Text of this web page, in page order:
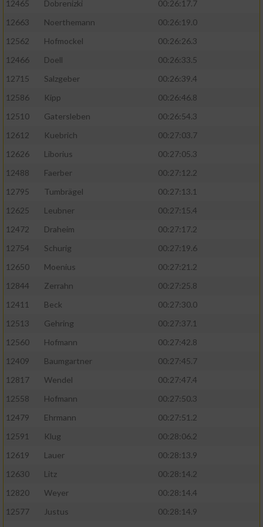
12465 Dobrenizki
00:26:17.7
12663
Noerthemann
00:26:19.0
12562
Hofmockel
00:26:26.3
12466
Doell
00:26:33.5
12715
Salzgeber
00:26:39.4
12586
Kipp
00:26:46.8
12510
Gatersleben
00:26:54.3
12612
Kuebrich
00:27:03.7
12626
Liborius
00:27:05.3
12488
Faerber
00:27:12.2
12795
Tumbrägel
00:27:13.1
12625
Leubner
00:27:15.4
12472
Draheim
00:27:17.2
12754
Schurig
00:27:19.6
12650
Moenius
00:27:21.2
12844
Zerrahn
00:27:25.8
12411
Beck
00:27:30.0
12513
Gehring
00:27:37.1
12560
Hofmann
00:27:42.8
12409
Baumgartner
00:27:45.7
12817
Wendel
00:27:47.4
12558
Hofmann
00:27:50.3
12479
Ehrmann
00:27:51.2
12591
Klug
00:28:06.2
12619
Lauer
00:28:13.9
12630
Litz
00:28:14.2
12820
Weyer
00:28:14.4
12577
Justus
00:28:14.9